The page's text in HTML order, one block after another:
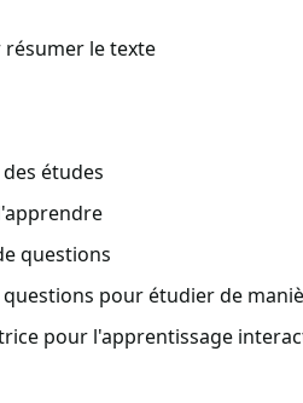
résumer le texte
études
questions
pour étudier de
pour l'apprentissage